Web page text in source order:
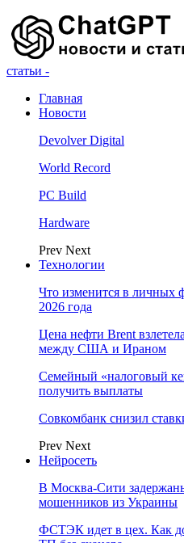
статьи -
Главная
Новости
Devolver Digital
World Record
PC Build
Hardware
Prev Next
Технологии
Что изменится в личных
2026 года
Цена нефти Brent
между США и Ираном
Семейный «налоговый
получить выплаты
Совкомбанк снизил
Prev Next
Нейросеть
В Москва-Сити
мошенников из Украины
ФСТЭК идет в цех. Как